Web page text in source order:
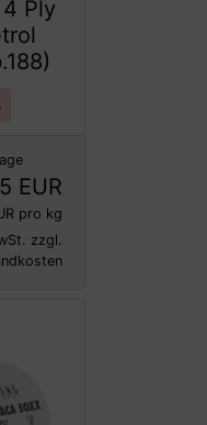
Ply
EUR
pro kg
zzgl.